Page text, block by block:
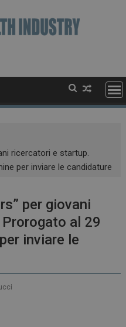
ricercatori e startup.
per inviare le candidature
per giovani
al 29
inviare le